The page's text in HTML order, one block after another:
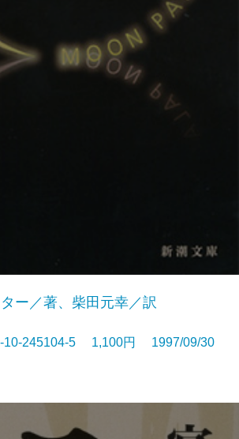
ー／著、柴田元幸／訳
245104-5 1,100円 1997/09/30